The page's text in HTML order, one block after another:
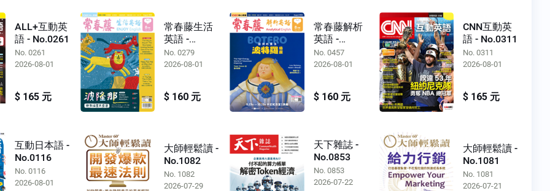
ALL+互動英
語 - No.0261
No. 0261
2026-08-01
$ 165 元
常春藤生活
英語 -
No.0279
No. 0279
2026-08-01
$ 160 元
常春藤解析
英語 -
No.0457
No. 0457
2026-08-01
$ 160 元
CNN互動英
語 - No.0311
No. 0311
2026-08-01
$ 165 元
互動日本語 -
No.0116
No. 0116
2026-08-01
大師輕鬆讀 -
No.1082
No. 1082
2026-07-29
天下雜誌 -
No.0853
No. 0853
2026-07-22
大師輕鬆讀 -
No.1081
No. 1081
2026-07-21